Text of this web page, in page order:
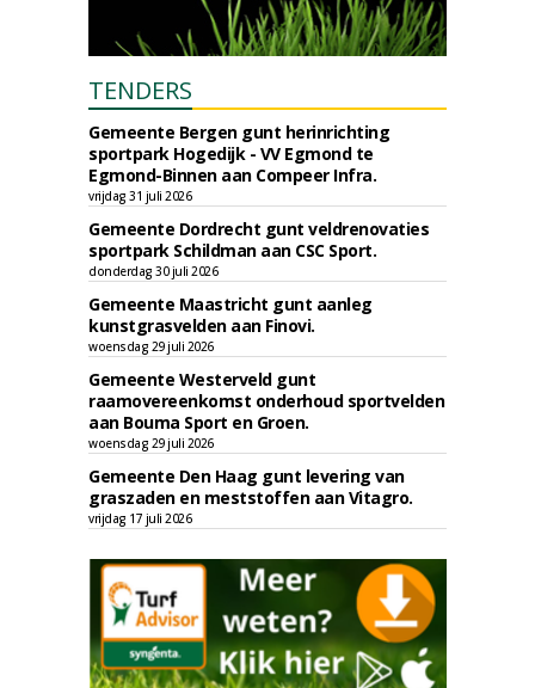
TENDERS
Gemeente Bergen gunt herinrichting
sportpark Hogedijk - VV Egmond te
Egmond-Binnen aan Compeer Infra.
vrijdag 31 juli 2026
Gemeente Dordrecht gunt veldrenovaties
sportpark Schildman aan CSC Sport.
donderdag 30 juli 2026
Gemeente Maastricht gunt aanleg
kunstgrasvelden aan Finovi.
woensdag 29 juli 2026
Gemeente Westerveld gunt
raamovereenkomst onderhoud sportvelden
aan Bouma Sport en Groen.
woensdag 29 juli 2026
Gemeente Den Haag gunt levering van
graszaden en meststoffen aan Vitagro.
vrijdag 17 juli 2026